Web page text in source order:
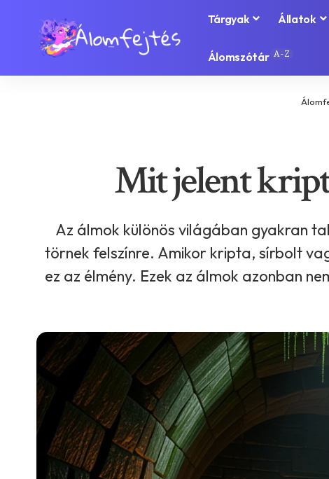
Tárgyak Állatok
Álomszótár A-Z
Mit jelent
Az álmok különös világában gyakran
törnek felszínre. Amikor kripta, sírbolt
ez az élmény. Ezek az álmok azonban